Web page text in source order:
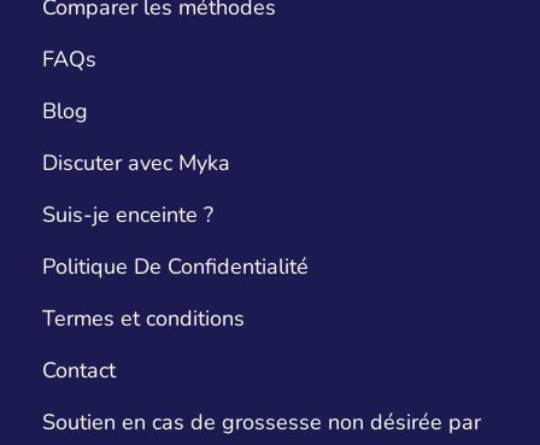
Comparer les méthodes
FAQs
Blog
Discuter avec Myka
Suis-je enceinte ?
Politique De Confidentialité
Termes et conditions
Contact
Soutien en cas de grossesse non désirée par